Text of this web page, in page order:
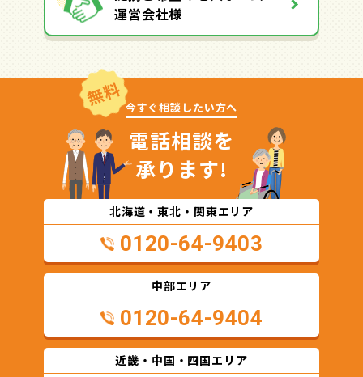
運営会社様
無料 今すぐ相談したい方へ
電話相談を
承ります!
北海道・東北・関東エリア
0120-64-9403
中部エリア
0120-64-9404
近畿・中国・四国エリア